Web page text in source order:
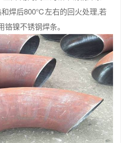
焊后800℃左右的回火处理,若
镍不锈钢焊条。